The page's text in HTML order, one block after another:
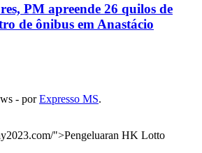
PM apreende 26 quilos de
de ônibus em Anastácio
- porExpresso MS.
">Pengeluaran HK Lotto